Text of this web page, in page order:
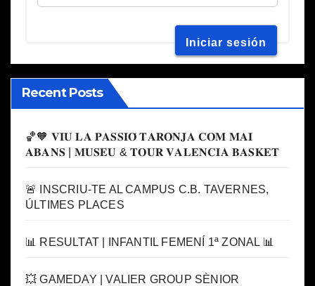
Recent Posts
🏀🧡 𝐕𝐈𝐔 𝐋𝐀 𝐏𝐀𝐒𝐒𝐈𝐎́ 𝐓𝐀𝐑𝐎𝐍𝐉𝐀 𝐂𝐎𝐌 𝐌𝐀𝐈
𝐀𝐁𝐀𝐍𝐒 | 𝐌𝐔𝐒𝐄𝐔 & 𝐓𝐎𝐔𝐑 𝐕𝐀𝐋𝐄𝐍𝐂𝐈𝐀 𝐁𝐀𝐒𝐊𝐄𝐓
🚨 INSCRIU-TE AL CAMPUS C.B. TAVERNES,
ÚLTIMES PLACES
📊 RESULTAT | INFANTIL FEMENÍ 1ª ZONAL 📊
💥 GAMEDAY | VALIER GROUP SÈNIOR